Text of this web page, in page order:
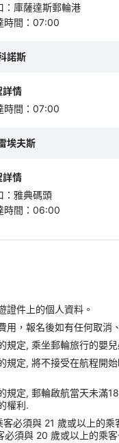
： 庫薩達斯郵輪港
時間 ： 07:00
諾斯
詳情
時間 ： 07:00
埃夫斯
詳情
： 雅典碼頭
時間 ： 06:00
證件上的個人資料。
用，報名後如有任何取消
規定, 乘坐郵輪旅行的嬰
規定, 將不接受在航程開
規定, 郵輪啟航當天未滿
權利.
客必須與 21 歲或以上的
必須與 20 歲或以上的乘